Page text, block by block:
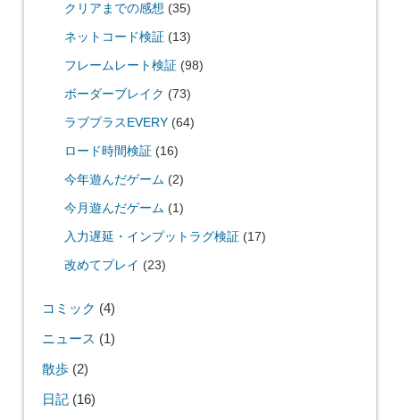
クリアまでの感想 (35)
ネットコード検証(13)
フレームレート検証(98)
ボーダーブレイク (73)
ラブプラスEVERY(64)
ロード時間検証(16)
今年遊んだゲーム (2)
今月遊んだゲーム (1)
入力遅延・インプットラグ検証(17)
改めてプレイ (23)
コミック (4)
ニュース (1)
散歩(2)
日記(16)